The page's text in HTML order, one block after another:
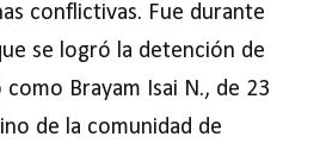
conflictivas. Fue durante
se logró la detención de
Brayam Isai N., de 23
de la comunidad de